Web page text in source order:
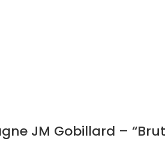
JM Gobillard –